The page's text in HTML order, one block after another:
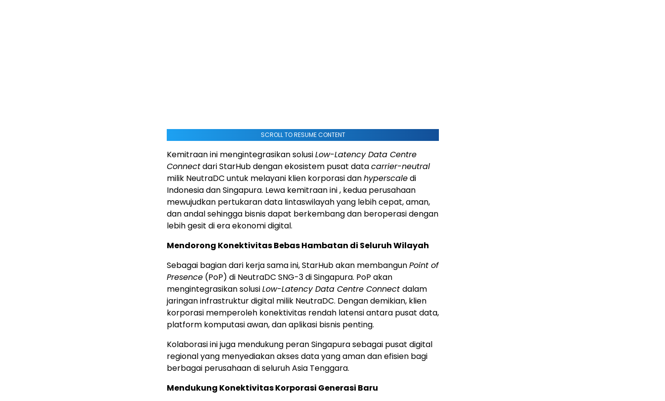
SCROLL TO RESUME CONTENT
Kemitraan ini mengintegrasikan solusiLow-Latency Data Centre
Connectdari StarHub dengan ekosistem pusat datacarrier-neutral
milik NeutraDC untuk melayani klien korporasi danhyperscaledi
Indonesiadan Singapura. Lewa kemitraan ini , kedua perusahaan
mewujudkan pertukaran data lintaswilayah yang lebih cepat, aman,
dan andal sehingga bisnis dapat berkembang dan beroperasi dengan
lebih gesit di era ekonomi digital.
Mendorong Konektivitas Bebas Hambatan di Seluruh Wilayah
Sebagai bagian dari kerja sama ini, StarHub akan membangunPoint of
Presence (PoP) di NeutraDC SNG-3 di Singapura. PoP akan
mengintegrasikan solusiLow-Latency Data Centre Connect dalam
jaringan infrastruktur digital milik NeutraDC. Dengan demikian, klien
korporasi memperoleh konektivitas rendah latensi antara pusat data,
platform komputasi awan, dan aplikasi bisnis penting.
Kolaborasi ini juga mendukung peran Singapura sebagai pusat digital
regional yang menyediakan akses data yang aman dan efisien bagi
berbagai perusahaan di seluruhAsia Tenggara.
Mendukung Konektivitas Korporasi Generasi Baru